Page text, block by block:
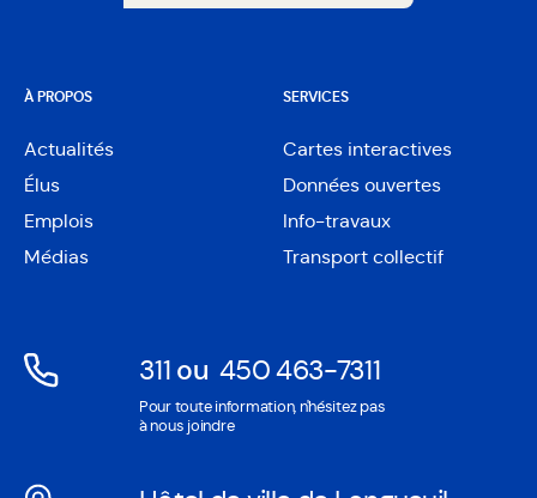
À PROPOS
Actualités
Élus
Emplois
Médias
SERVICES
Cartes interactives
Ouvre
dans
une
nouvelle
Données ouvertes
Ouvre
dans
une
Info-travaux
Transport collectif
311Ouvre
dans
ou 450 463-7311
Ouvre
dans
Pour toute information, n'hésitez pas
à nous joindre